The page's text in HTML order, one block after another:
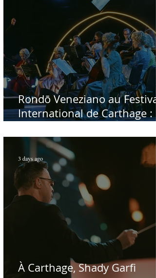
Rondō Veneziano au Festival
International de Carthage :
public tunisien
À Carthage, Shady Garfi
3 days ago